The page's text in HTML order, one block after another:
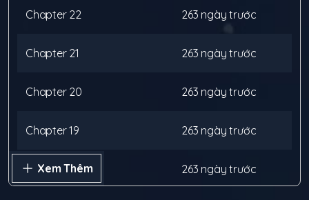
Xem Thêm
Chapter 22 263 ngày trước
Chapter 21 263 ngày trước
Chapter 20 263 ngày trước
Chapter19 263 ngày trước
Chapter18 263 ngày trước